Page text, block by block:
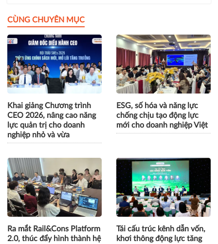
CÙNG CHUYÊN MỤC
Khai giảng Chương trình
CEO 2026, nâng cao năng
lực quản trị cho doanh
nghiệp nhỏ và vừa
ESG, số hóa và năng lực
chống chịu tạo động lực
mới cho doanh nghiệp Việt
Ra mắt Rail&Cons Platform
2.0, thúc đẩy hình thành hệ
Tái cấu trúc kênh dẫn vốn,
khơi thông động lực tăng